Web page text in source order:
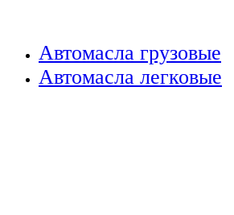
Автомасла грузовые
Автомасла легковые